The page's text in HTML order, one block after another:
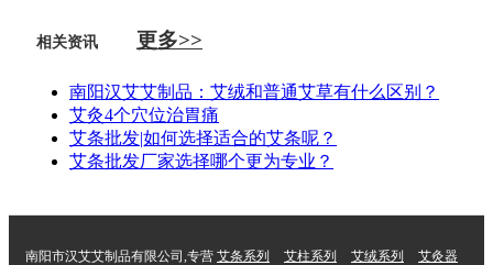
相关资讯 更多>>
南阳汉艾艾制品：艾绒和普通艾草有什么区别？
艾灸4个穴位治胃痛
艾条批发|如何选择适合的艾条呢？
艾条批发厂家选择哪个更为专业？
南阳市汉艾艾制品有限公司,专营 艾条系列 艾柱系列 艾绒系列
艾灸器